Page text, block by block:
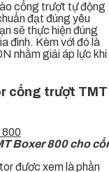
cổng trượt tự động
đạt đúng yêu
sẽ thực hiện đúng
đình. Kèm với đó là
nhằm giải áp lực khi
cổng trượt TMT
Boxer 800 cho
được xem là phần